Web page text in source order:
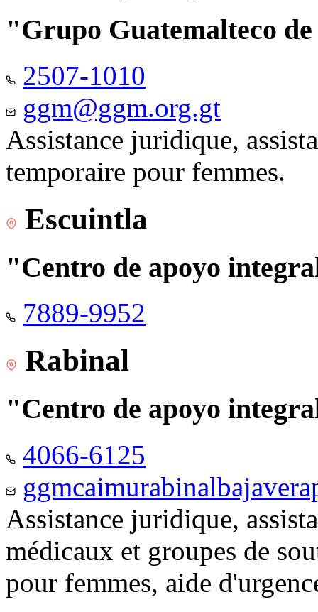
"Grupo Guatemalteco
2507-1010
ggm@ggm.org.gt
Assistance juridique,
temporaire pour femmes.
Escuintla
"Centro de apoyo
7889-9952
Rabinal
"Centro de apoyo
4066-6125
Assistance juridique,
médicaux et groupes de
pour femmes, aide